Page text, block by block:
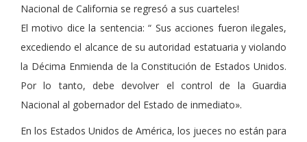
Nacional de California se regresó a sus cuarteles!
El motivo dice la sentencia: “ Sus acciones fueron ilegales,
excediendo el alcance de su autoridad estatuaria y violando
la Décima Enmienda de la Constitución de Estados Unidos.
Por lo tanto, debe devolver el control de la Guardia
Nacional al gobernador del Estado de inmediato».
En los Estados Unidos de América, los jueces no están para